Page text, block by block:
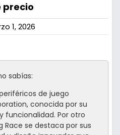
precio
1, 2026
sabías:
de juego
conocida por su
funcionalidad. Por otro
Race se destaca por sus